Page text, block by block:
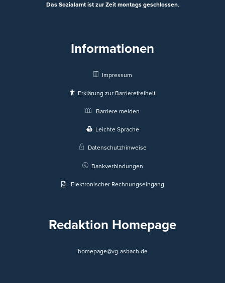
Das Sozialamt ist zur Zeit montags geschlossen.
Informationen
Impressum
Erklärung zur Barrierefreiheit
Barriere melden
Leichte Sprache
Datenschutzhinweise
Bankverbindungen
Elektronischer Rechnungseingang
Redaktion Homepage
homepage@vg-asbach.de